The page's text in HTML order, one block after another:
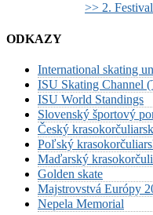
>> 2.
ODKAZY
International skating
ISU Skating Channel
ISU World Standings
Slovenský športový
Český
Poľský
Maďarský
Golden skate
Majstrovstvá Európy
Nepela Memorial